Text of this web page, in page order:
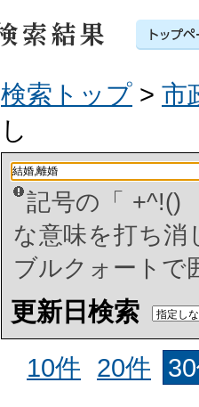
検索トップ > 市
し
記号の「 +^!()
な意味を打ち
ブルクォートで
更新日検索
10件
20件